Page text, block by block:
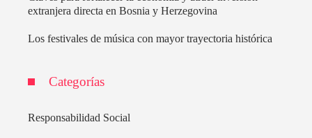
extranjera directa en Bosnia y Herzegovina
Los festivales de música con mayor trayectoria histórica
Categorías
Responsabilidad Social